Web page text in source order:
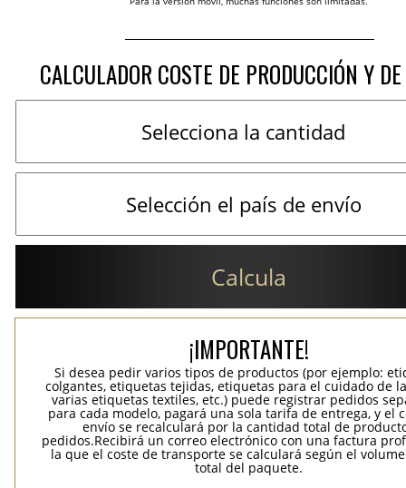
CALCULADOR COSTE DE PRODUCCIÓN Y
Calcula
¡IMPORTANTE!
Si desea pedir varios tipos de productos (por ejemplo:
colgantes, etiquetas tejidas, etiquetas para el cuidado de
varias etiquetas textiles, etc.) puede registrar pedidos
para cada modelo, pagará una sola tarifa de entrega, y el
envío se recalculará por la cantidad total de
pedidos.Recibirá un correo electrónico con una factura
la que el coste de transporte se calculará según el
total del paquete.